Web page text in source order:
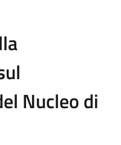
Nucleo di